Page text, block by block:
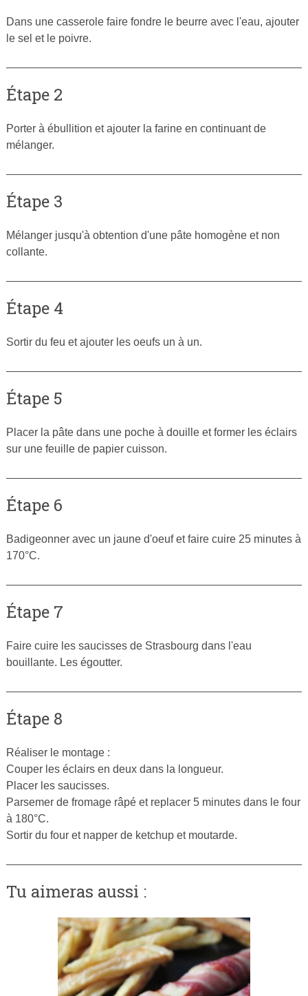
Dans une casserole faire fondre le beurre avec l'eau, ajouter
le sel et le poivre.
Étape 2
Porter à ébullition et ajouter la farine en continuant de
mélanger.
Étape 3
Mélanger jusqu'à obtention d'une pâte homogène et non
collante.
Étape 4
Sortir du feu et ajouter les oeufs un à un.
Étape 5
Placer la pâte dans une poche à douille et former les éclairs
sur une feuille de papier cuisson.
Étape 6
Badigeonner avec un jaune d'oeuf et faire cuire 25 minutes à
170°C.
Étape 7
Faire cuire les saucisses de Strasbourg dans l'eau
bouillante. Les égoutter.
Étape 8
Réaliser le montage :
Couper les éclairs en deux dans la longueur.
Placer les saucisses.
Parsemer de fromage râpé et replacer 5 minutes dans le four
à 180°C.
Sortir du four et napper de ketchup et moutarde.
Tu aimeras aussi :